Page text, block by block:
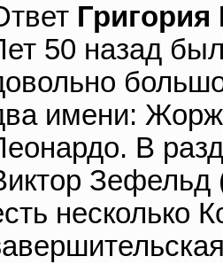
50 назад
имени:
В
Зефельд
несколько